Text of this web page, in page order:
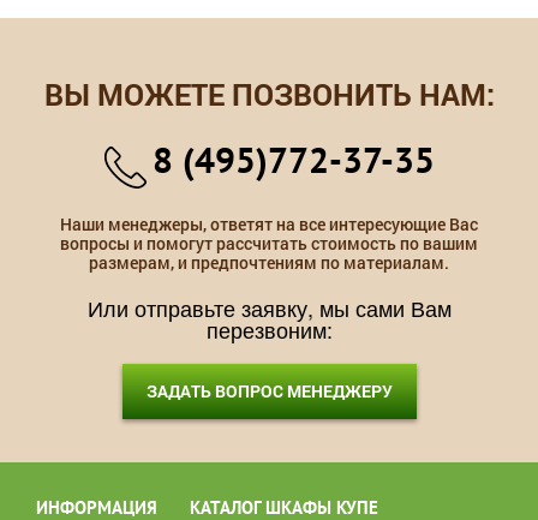
ВЫ МОЖЕТЕ ПОЗВОНИТЬ НАМ:
8 (495)772-37-35
Наши менеджеры, ответят на все интересующие Вас
вопросы и помогут рассчитать стоимость по вашим
размерам, и предпочтениям по материалам.
Или отправьте заявку, мы сами Вам
перезвоним:
ЗАДАТЬ ВОПРОС МЕНЕДЖЕРУ
ИНФОРМАЦИЯ КАТАЛОГ ШКАФЫ КУПЕ